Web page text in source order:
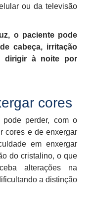
ou da televisão
o paciente pode
cabeça, irritação
dirigir à noite por
cores
perder, com o
cores e de enxergar
em enxergar
do cristalino, o que
alterações na
a distinção